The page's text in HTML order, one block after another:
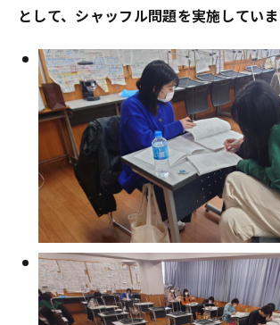
として、シャッフル問題を実施していま